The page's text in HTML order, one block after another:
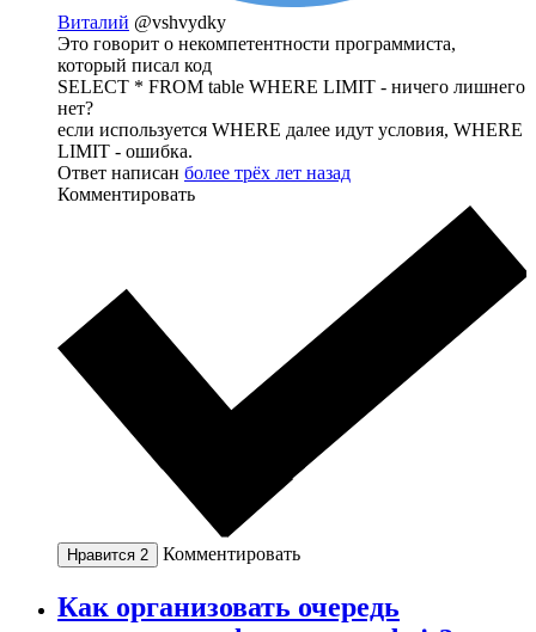
Виталий @vshvydky
Это говорит о некомпетентности программиста,
который писал код
SELECT * FROM table WHERE LIMIT - ничего лишнего
нет?
если используется WHERE далее идут условия, WHERE
LIMIT - ошибка.
Ответ написан более трёх лет назад
Комментировать
Нравится 2 Комментировать
Как организовать очередь